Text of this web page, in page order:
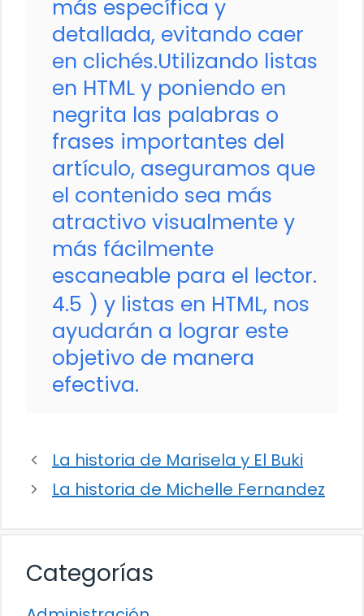
más específica y
detallada, evitando caer
en clichés.Utilizando listas
en HTML y poniendo en
negrita las palabras o
frases importantes del
artículo, aseguramos que
el contenido sea más
atractivo visualmente y
más fácilmente
escaneable para el lector.
4.5 ) y listas en HTML, nos
ayudarán a lograr este
objetivo de manera
efectiva.
La historia de Marisela y El Buki
La historia de Michelle Fernandez
Categorías